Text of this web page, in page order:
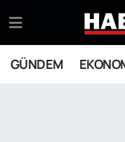
GÜNDEM
EKONOMİ
Eskişehir
Eskişehir